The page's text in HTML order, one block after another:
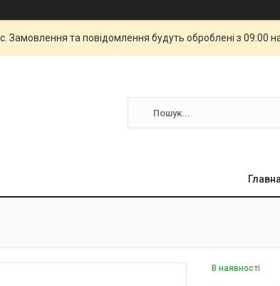
Замовлення та повідомлення будуть оброблені з 09:00
В наявності